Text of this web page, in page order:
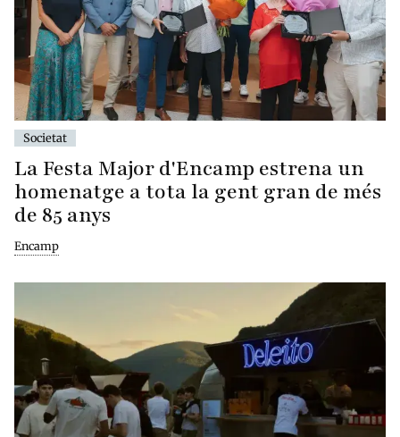
Societat
La Festa Major d'Encamp estrena un
homenatge a tota la gent gran de més
de 85 anys
Encamp